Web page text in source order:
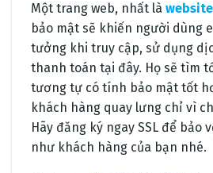
Một trang web, nhất là
bảo mật sẽ khiến người dùng
tưởng khi truy cập, sử dụng
thanh toán tại đây. Họ sẽ tìm
tương tự có tính bảo mật tốt
khách hàng quay lưng chỉ vì
Hãy đăng ký ngay SSL để bảo
như khách hàng của bạn nhé.